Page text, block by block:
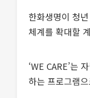
한화생명이 청
체계를 확대할
‘WE CARE’는
하는 프로그램